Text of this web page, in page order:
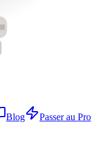
Blog
Passer au Pro